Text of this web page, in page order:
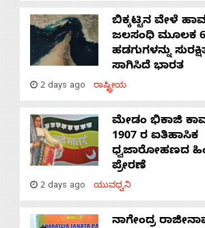
ಬಿಕ್ಕಟ್ಟಿನ ವೇಳೆ
ಜಲಸಂಧಿ ಮೂಲಕ
ಹಡಗುಗಳನ್ನು
ಸಾಗಿಸಿದೆ ಭಾರತ
2 days ago ರಾಷ್ಟ್ರೀಯ
ಮೇಡಂ ಭಿಕಾಜಿ
1907 ರ ಐತಿಹಾಸಿಕ
ಧ್ವಜಾರೋಹಣದ
ಪ್ರೇರಣೆ
2 days ago ಯುವಧ್ವನಿ
ನಾಗೇಂದ್ರ